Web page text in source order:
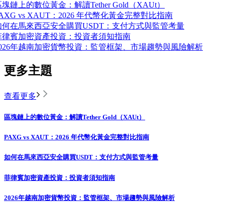
塊鏈上的數位黃金：解讀Tether Gold（XAUt）
vs XAUT：2026 年代幣化黃金完整對比指南
何在馬來西亞安全購買USDT：支付方式與監管考量
律賓加密資產投資：投資者須知指南
年越南加密貨幣投資：監管框架、市場趨勢與風險解析
更多主題
查看更多
區塊鏈上的數位黃金：解讀Tether Gold（XAUt）
PAXG vs XAUT：2026 年代幣化黃金完整對比指南
如何在馬來西亞安全購買USDT：支付方式與監管考量
菲律賓加密資產投資：投資者須知指南
2026年越南加密貨幣投資：監管框架、市場趨勢與風險解析